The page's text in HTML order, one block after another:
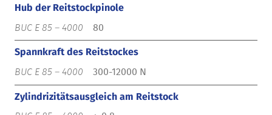
Hub der Reitstockpinole
80
Spannkraft des Reitstockes
300-12000 N
Zylindrizitätsausgleich am Reitstock